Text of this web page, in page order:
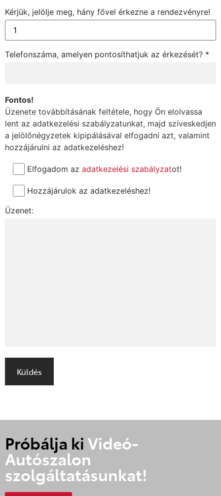
Kérjük, jelölje meg, hány fővel érkezne a rendezvényre!
Telefonszáma, amelyen pontosíthatjuk az érkezését? *
Fontos!
Üzenete továbbításának feltétele, hogy Ön elolvassa
lent az adatkezelési szabályzatunkat, majd szíveskedjen
a jelölőnégyzetek kipipálásával elfogadni azt, valamint
hozzájárulni az adatkezeléshez!
Elfogadom az adatkezelési szabályzatot!
Hozzájárulok az adatkezeléshez!
Üzenet:
Próbálja ki Videó-
Autószalon
szolgáltatásunkat!